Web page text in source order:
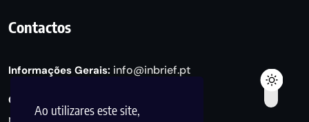
Ao utilizares este site,
Contactos
Informações Gerais: info@inbrief.pt
Consultas de Marketing e Parcerias:
marketing@inbrief.pt